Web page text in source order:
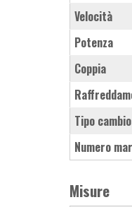
Velocità
Potenza
Coppia
Tipo cambio
Numero
Misure